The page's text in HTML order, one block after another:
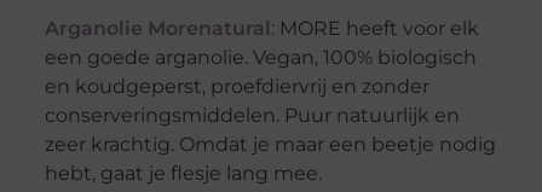
Arganolie Morenatural: MORE heeft voor elk
een goede arganolie. Vegan, 100% biologisch
en koudgeperst, proefdiervrij en zonder
conserveringsmiddelen. Puur natuurlijk en
zeer krachtig. Omdat je maar een beetje nodig
hebt, gaat je flesje lang mee.